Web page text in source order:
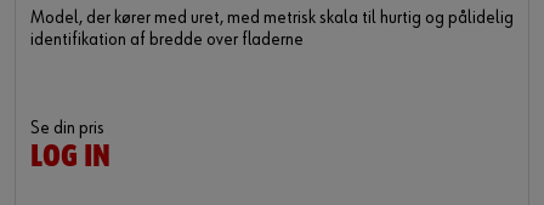
Model, der kører med uret, med metrisk skala til hurtig og pålidelig
identifikation af bredde over fladerne
Se din pris
LOG IN